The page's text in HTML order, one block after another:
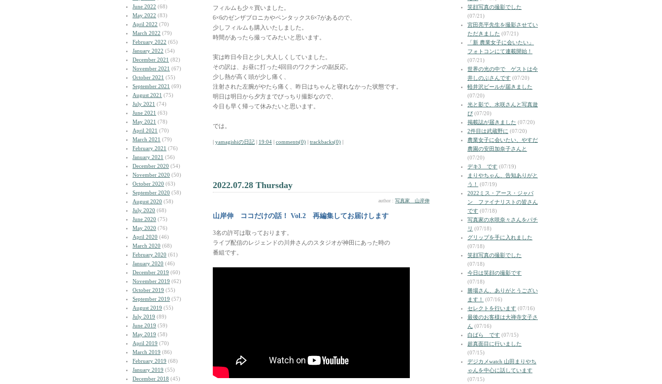
June 2022 (68)
May 2022 (83)
April 2022 (70)
March 2022 (79)
February 2022 (65)
January 2022 (54)
December 2021 (82)
November 2021 (67)
October 2021 (55)
September 2021 (69)
August 2021 (75)
July 2021 (74)
June 2021 (63)
May 2021 (78)
April 2021 (70)
March 2021 (79)
February 2021 (76)
January 2021 (56)
December 2020 (54)
November 2020 (50)
October 2020 (63)
September 2020 (58)
August 2020 (58)
July 2020 (68)
June 2020 (75)
May 2020 (76)
April 2020 (46)
March 2020 (68)
February 2020 (61)
January 2020 (46)
December 2019 (60)
November 2019 (62)
October 2019 (55)
September 2019 (57)
August 2019 (55)
July 2019 (89)
June 2019 (59)
May 2019 (58)
April 2019 (70)
March 2019 (86)
February 2019 (68)
January 2019 (55)
December 2018 (45)
フィルムも少々買いました。
6×6のゼンザブロニカやペンタックス6×7があるので、
少しフィルムも購入いたしました。
時間があったら撮ってみたいと思います。
実は昨日今日と少し大人しくしていました。
その訳は、お昼に打った4回目のワクチンの副反応。
少し熱が高く頭が少し痛く、
注射された左腕がやたら痛く、昨日はちゃんと寝れなかった状態です。
明日は明日から夕方までびっちり撮影なので、
今日も早く帰って休みたいと思います。
では。
| yamagishiの日記 | 19:04 | comments(0) | trackbacks(0) |
2022.07.28 Thursday
author : 写真家 山岸伸
山岸伸 ココだけの話！ Vol.2 再編集してお届けします
3名の許可は取っております。
ライブ配信のレジェンドの川井さんのスタジオが神田にあった時の
番組です。
笑顔写真の撮影でした
(07/21)
宮田亮平先生を撮影させてい
ただきました (07/21)
「新 農業女子に会いたい」
フォトコンにて連載開始！
(07/21)
世界の光の中で ゲストは今
井しのぶさんです (07/20)
軽井沢ビールが届きました
(07/20)
光と影で、水咲さんと写真遊
び (07/20)
掲載誌が届きました (07/20)
2件目は武蔵野に (07/20)
農業女子に会いたい、やすだ
農園の安田加奈子さんと
(07/20)
デキ3 です (07/19)
まりやちゃん、告知ありがと
う！
(07/19)
2022ミス・アース・ジャパ
ン ファイナリストの皆さん
です (07/18)
写真家の水咲奈々さんをパチ
リ (07/18)
グリップを手に入れました
(07/18)
笑顔写真の撮影でした
(07/18)
今日は笑顔の撮影です
(07/18)
勝場さん、ありがとうござい
ます！
(07/16)
セレクトを行います (07/16)
最後のお客様は大禅寺文子さ
ん (07/16)
白ばら です (07/15)
超真面目に行いました
(07/15)
デジカメwatch 山田まりやち
ゃんを中心に話しています
(07/15)